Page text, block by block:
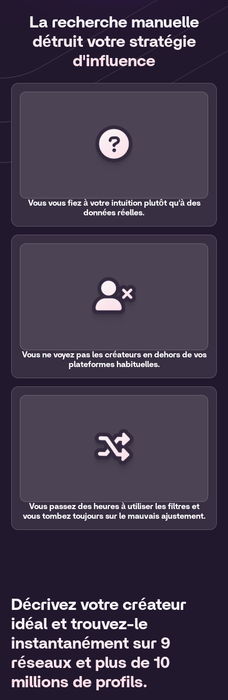
La recherche manuelle
détruit votre stratégie
d'influence
Vous vous fiez à votre intuition plutôt qu'à des
données réelles.
Vous ne voyez pas les créateurs en dehors de vos
plateformes habituelles.
Vous passez des heures à utiliser les filtres et
vous tombez toujours sur le mauvais ajustement.
Décrivez votre créateur
idéal et trouvez-le
instantanément sur 9
réseaux et plus de 10
millions de profils.